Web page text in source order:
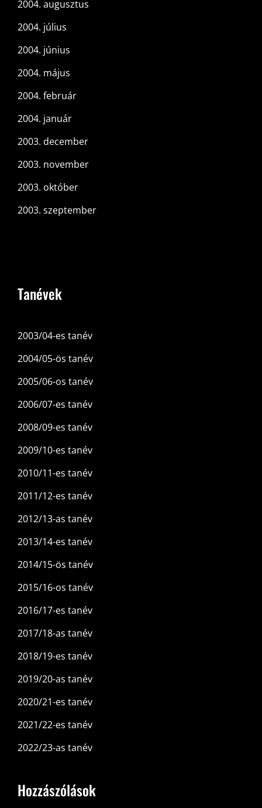
2004. augusztus
2004. július
2004. június
2004. május
2004. február
2004. január
2003. december
2003. november
2003. október
2003. szeptember
Tanévek
2003/04-es tanév
2004/05-ös tanév
2005/06-os tanév
2006/07-es tanév
2008/09-es tanév
2009/10-es tanév
2010/11-es tanév
2011/12-es tanév
2012/13-as tanév
2013/14-es tanév
2014/15-ös tanév
2015/16-os tanév
2016/17-es tanév
2017/18-as tanév
2018/19-es tanév
2019/20-as tanév
2020/21-es tanév
2021/22-es tanév
2022/23-as tanév
Hozzászólások